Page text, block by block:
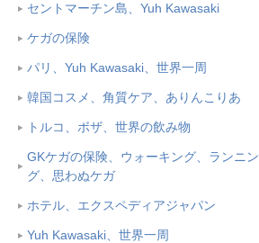
セントマーチン島、Yuh Kawasaki
ケガの保険
パリ、Yuh Kawasaki、世界一周
韓国コスメ、角質ケア、ありんこりあ
トルコ、ボザ、世界の飲み物
GKケガの保険、ウォーキング、ランニン
グ、思わぬケガ
ホテル、エクスペディアジャパン
Yuh Kawasaki、世界一周